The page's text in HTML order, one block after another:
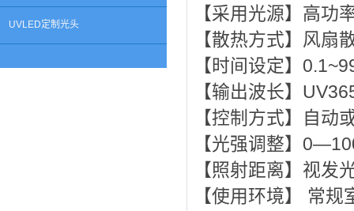
UVLED定制光头
【采用光源】高功
【散热方式】风扇
【时间设定】
【输出波长】
【控制方式】自动
【光强调整】
【照射距离】视发
【使用环境】 常